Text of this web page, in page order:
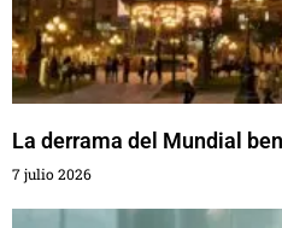
La derrama del Mundial
7 julio 2026